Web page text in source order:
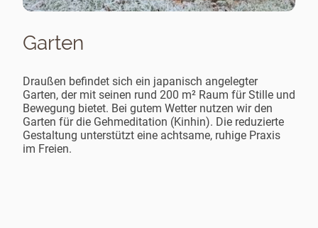
Garten
Draußen befindet sich ein japanisch angelegter
Garten, der mit seinen rund 200 m² Raum für Stille und
Bewegung bietet. Bei gutem Wetter nutzen wir den
Garten für die Gehmeditation (Kinhin). Die reduzierte
Gestaltung unterstützt eine achtsame, ruhige Praxis
im Freien.